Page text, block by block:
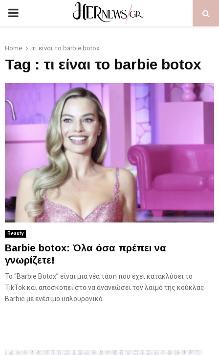
PRIMARY
Home τι είναι το barbie botox
Tag : τι είναι το barbie botox
Beauty
Barbie botox: Όλα όσα πρέπει να
γνωρίζετε!
Το “Barbie Botox” είναι μια νέα τάση που έχει κατακλύσει το
TikTok και αποσκοπεί στο να ανανεώσει τον λαιμό της κούκλας
Barbie με ενέσιμο υαλουρονικό...